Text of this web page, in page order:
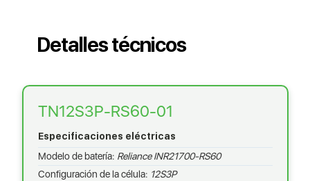
Detalles técnicos
TN12S3P-RS60-01
Especificaciones eléctricas
Modelo de batería: Reliance INR21700-RS60
Configuración de la célula: 12S3P